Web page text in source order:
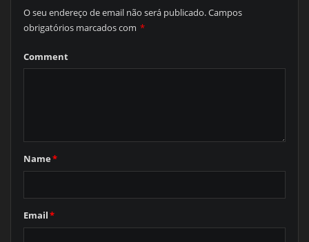
O seu endereço de email não será publicado.Campos
obrigatórios marcados com *
Comment
Name*
Email*